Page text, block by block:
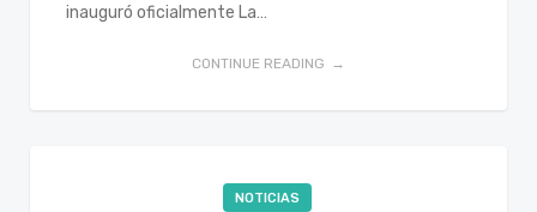
inauguró oficialmente La…
CONTINUE READING
NOTICIAS